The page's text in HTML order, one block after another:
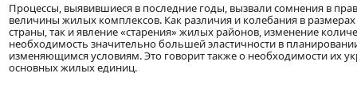
Процессы, выявившиеся в последние годы, вызвали сомнения в
величины жилых комплексов. Как различия и колебания в
страны, так и явление «старения» жилых районов, изменение
необходимость значительно большей эластичности в
изменяющимся условиям. Это говорит также о необходимости их
основных жилых единиц.